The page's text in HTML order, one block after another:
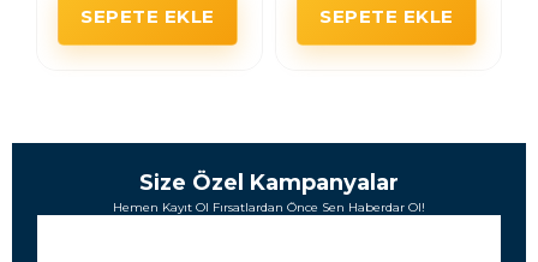
SEPETE EKLE SEPETE EKLE
Size Özel Kampanyalar
Hemen Kayıt Ol Fırsatlardan Önce Sen Haberdar Ol!